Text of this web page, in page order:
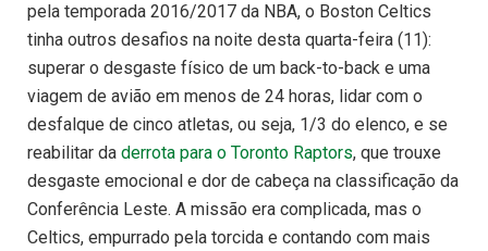
pela temporada 2016/2017 da NBA, o Boston Celtics
tinha outros desafios na noite desta quarta-feira (11):
superar o desgaste físico de um back-to-back e uma
viagem de avião em menos de 24 horas, lidar com o
desfalque de cinco atletas, ou seja, 1/3 do elenco, e se
reabilitar da derrota para o Toronto Raptors, que trouxe
desgaste emocional e dor de cabeça na classificação da
Conferência Leste. A missão era complicada, mas o
Celtics, empurrado pela torcida e contando com mais